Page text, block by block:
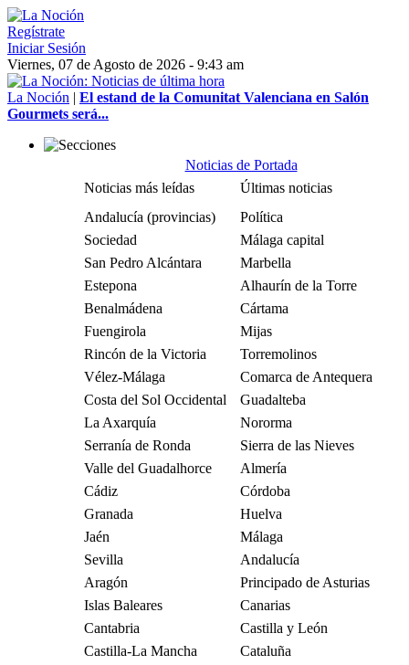
Regístrate
Iniciar Sesión
Viernes, 07 de Agosto de 2026 - 9:43 am
La Noción | El estand de la Comunitat Valenciana en Salón
Gourmets será...
Noticias de Portada
Noticias más leídas
Últimas noticias
Andalucía (provincias)
Política
Sociedad
Málaga capital
San Pedro Alcántara
Marbella
Estepona
Alhaurín de la Torre
Benalmádena
Cártama
Fuengirola
Mijas
Rincón de la Victoria
Torremolinos
Vélez-Málaga
Comarca de Antequera
Costa del Sol Occidental
Guadalteba
La Axarquía
Nororma
Serranía de Ronda
Sierra de las Nieves
Valle del Guadalhorce
Almería
Cádiz
Córdoba
Granada
Huelva
Jaén
Málaga
Sevilla
Andalucía
Aragón
Principado de Asturias
Islas Baleares
Canarias
Cantabria
Castilla y León
Castilla-La Mancha
Cataluña